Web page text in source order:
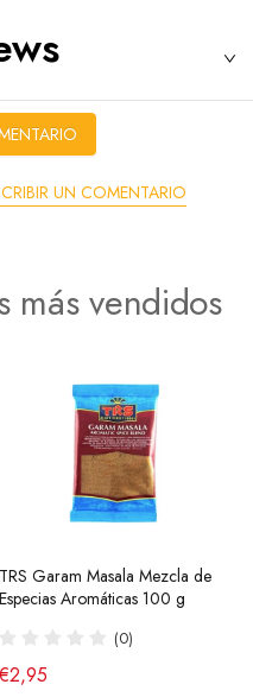
UN COMENTARIO
más vendidos
TRS Garam Masala Mezcla de
Especias Aromáticas 100 g
(0)
€2,95
Salsa de Chili Crujiente 210g
Laoganma
(43)
€4,95